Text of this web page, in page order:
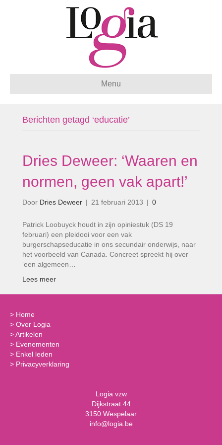
Menu
Berichten getagd ‘educatie’
Dries Deweer: ‘Waaren en
normen, geen vak apart!’
Door Dries Deweer | 21 februari 2013 | 0
Patrick Loobuyck houdt in zijn opiniestuk (DS 19
februari) een pleidooi voor een vak
burgerschapseducatie in ons secundair onderwijs, naar
het voorbeeld van Canada. Concreet spreekt hij over
‘een algemeen…
Lees meer
> Home
> Over Logia
>Artikelen
> Evenementen
> Enkel leden
> Privacyverklaring
Logia vzw
Dijkstraat 44
3150 Wespelaar
info@logia.be